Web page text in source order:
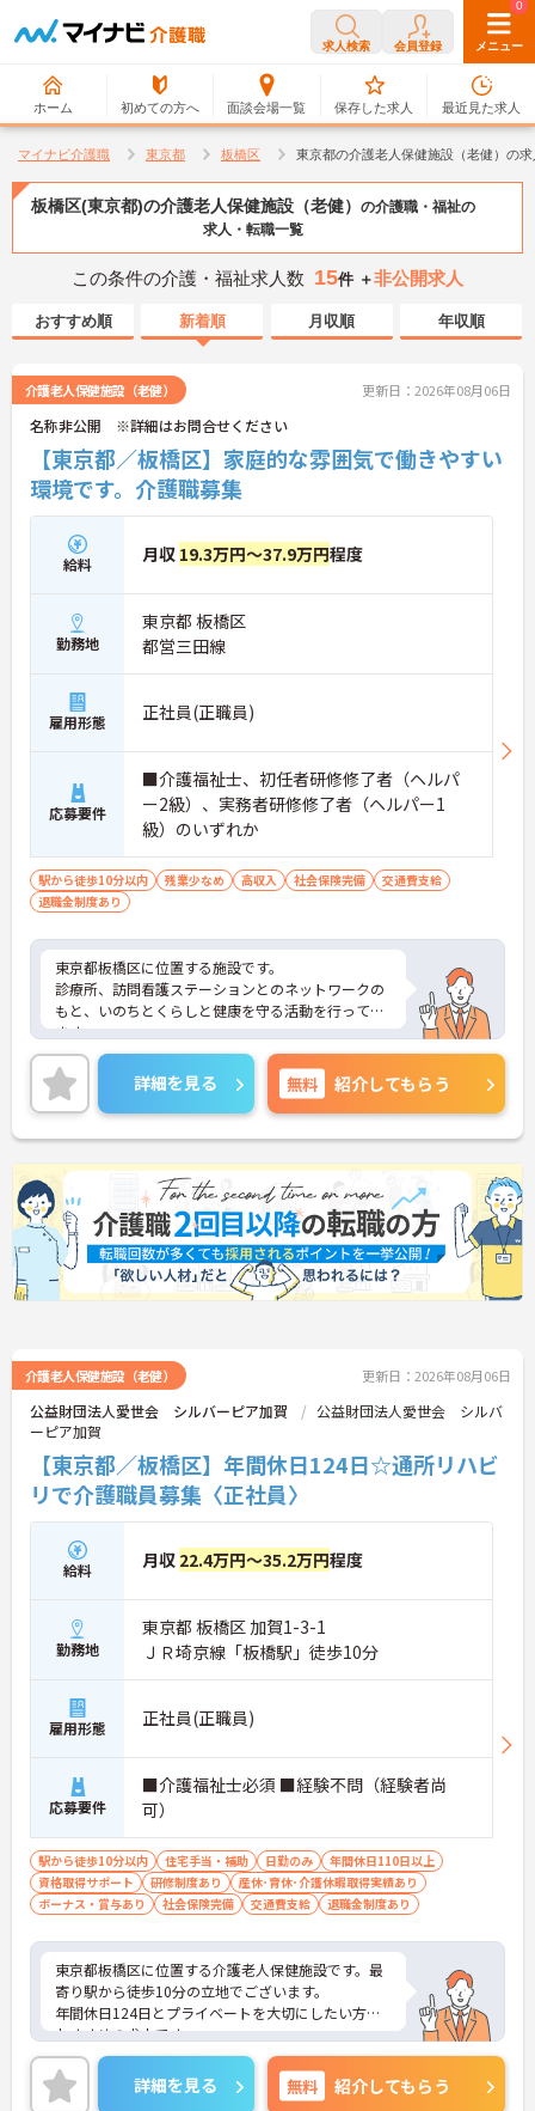
求人検索 会員登録 メニュー
ホーム 初めての方へ 面談会場一覧
0
保存した求人
0
最近見た求人
マイナビ介護職 東京都 板橋区 東京都の介護老人保健施設（老健）の
板橋区(東京都)の介護老人保健施設（老健） の介護職・福祉の
求人・転職一覧
この条件の介護・福祉求人数 15件 ＋非公開求人
おすすめ順 新着順 月収順 年収順
介護老人保健施設（老健） 更新日：2026年08月06日
名称非公開 ※詳細はお問合せください
【東京都／板橋区】家庭的な雰囲気で働きやすい
環境です。介護職募集
給料 月収 19.3万円～37.9万円程度
勤務地
東京都 板橋区
都営三田線
雇用形態 正社員(正職員)
応募要件
■介護福祉士、初任者研修修了者（ヘルパ
ー2級）、実務者研修修了者（ヘルパー1
級）のいずれか
駅から徒歩10分以内 残業少なめ 高収入 社会保険完備
交通費支給
退職金制度あり
東京都板橋区に位置する施設です。
診療所、訪問看護ステーションとのネットワークの
もと、いのちとくらしと健康を守る活動を行ってい
ます。
ご興味のある方は是非お気軽にお問い合わせくださ
い。
詳細を見る 無料 紹介してもらう
介護老人保健施設（老健） 更新日：2026年08月06日
公益財団法人愛世会 シルバーピア加賀
公益財団法人愛世会 シルバ
ーピア加賀
【東京都／板橋区】年間休日124日☆通所リハビ
リで介護職員募集〈正社員〉
給料 月収 22.4万円～35.2万円程度
勤務地
東京都 板橋区 加賀1-3-1
ＪＲ埼京線「板橋駅」徒歩10分
雇用形態 正社員(正職員)
応募要件
■介護福祉士必須 ■経験不問（経験者尚
可）
駅から徒歩10分以内 住宅手当・補助 日勤のみ
年間休日110日以上
資格取得サポート
研修制度あり
産休･育休･介護休暇取得実績あり
ボーナス・賞与あり
社会保険完備 交通費支給 退職金制度あり
東京都板橋区に位置する介護老人保健施設です。最
寄り駅から徒歩10分の立地でございます。
年間休日124日とプライベートを大切にしたい方に
おすすめの求人です。
ご興味のある方には、面接対策ポイントなど、さら
に詳細をお話しいたしますのでお気軽にご相談くだ
さい！
詳細を見る 無料 紹介してもらう